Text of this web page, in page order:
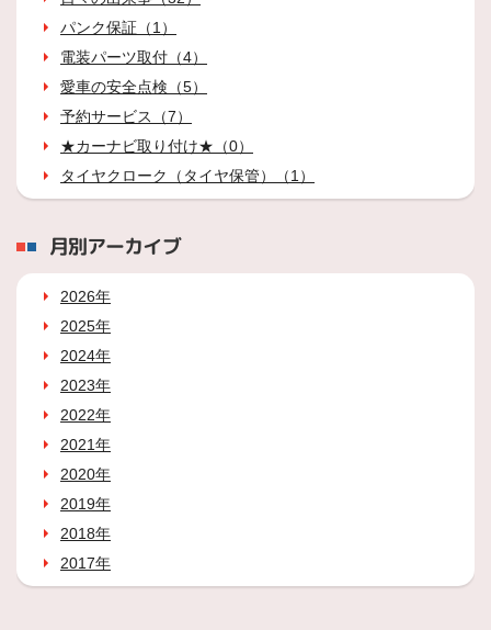
パンク保証（1）
電装パーツ取付（4）
愛車の安全点検（5）
予約サービス（7）
★カーナビ取り付け★（0）
タイヤクローク（タイヤ保管）（1）
月別アーカイブ
2026年
2025年
2024年
2023年
2022年
2021年
2020年
2019年
2018年
2017年